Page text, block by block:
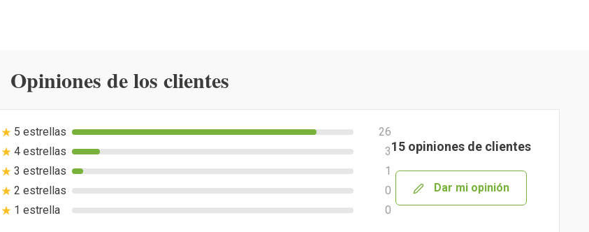
Opiniones de los clientes
5 estrellas
26
4 estrellas
3
3 estrellas
1
2 estrellas
0
1 estrella
0
15 opiniones de clientes
Dar mi opinión